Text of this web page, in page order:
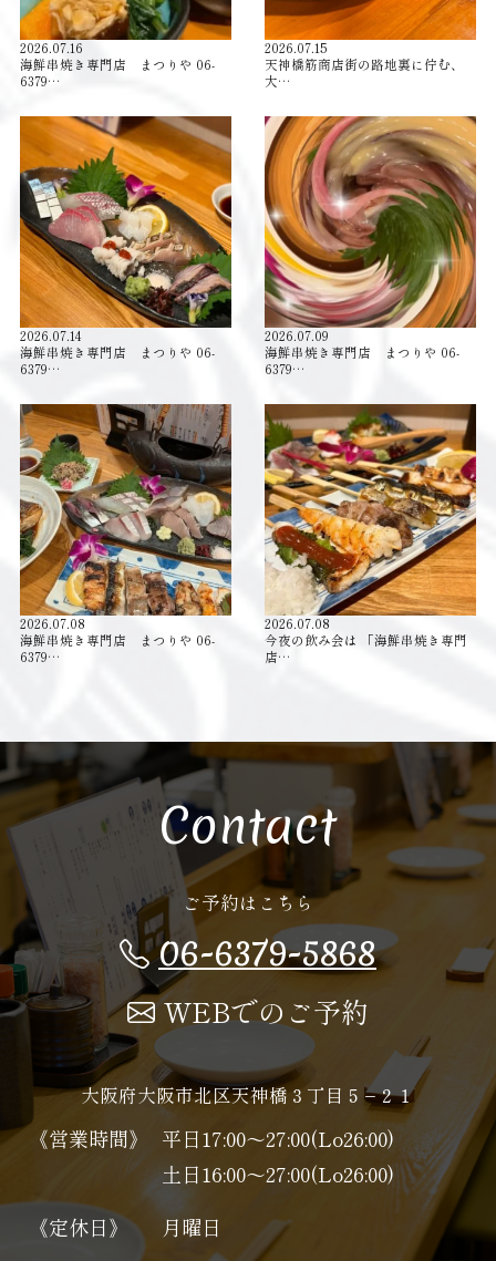
2026.07.16
海鮮串焼き専門店 まつりや 06-
6379…
2026.07.15
天神橋筋商店街の路地裏に佇む、
大…
2026.07.14
海鮮串焼き専門店 まつりや 06-
6379…
2026.07.09
海鮮串焼き専門店 まつりや 06-
6379…
2026.07.08
海鮮串焼き専門店 まつりや 06-
6379…
2026.07.08
今夜の飲み会は 「海鮮串焼き専門
店…
Contact
ご予約はこちら
06-6379-5868
WEBでのご予約
大阪府大阪市北区天神橋３丁目５−２１
《営業時間》
平日17:00～27:00(Lo26:00)
土日16:00～27:00(Lo26:00)
《定休日》
月曜日